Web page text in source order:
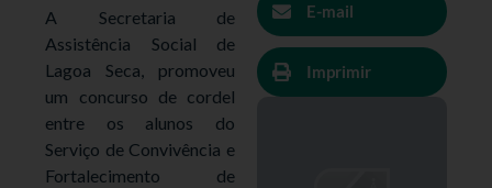
A Secretaria de
Assistência Social de
Lagoa Seca, promoveu
um concurso de cordel
entre os alunos do
Serviço de Convivência e
Fortalecimento de
E-mail
Imprimir